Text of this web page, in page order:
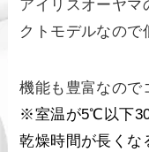
アイリスオーヤマ
クトモデルなので
機能も豊富なので
※室温が5℃以下
乾燥時間が長くな